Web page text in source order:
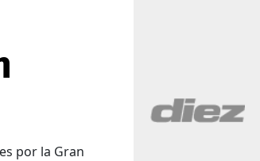
por la Gran